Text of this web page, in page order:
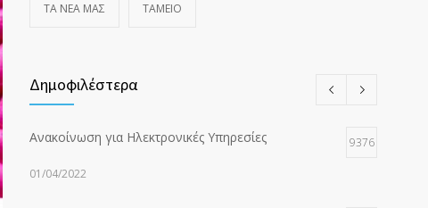
ΤΑ ΝΈΑ ΜΑΣ ΤΑΜΕΙΟ
Δημοφιλέστερα
Ανακοίνωση για Ηλεκτρονικές Υπηρεσίες 9376
01/04/2022